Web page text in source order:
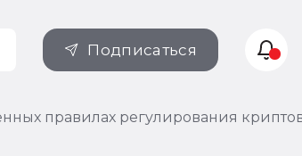
Подписаться
правилах регулирования